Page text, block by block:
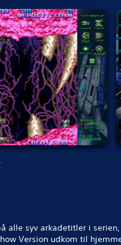
alle syv arkadetitler i
Version udkom til